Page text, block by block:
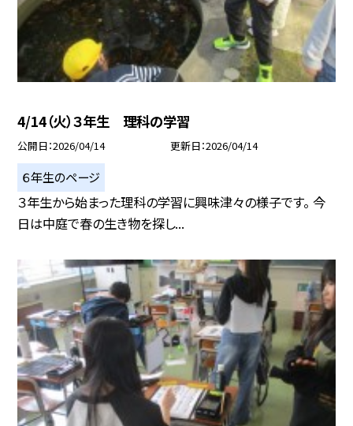
4/14（火）３年生 理科の学習
公開日 2026/04/14 更新日 2026/04/14
６年生のページ
３年生から始まった理科の学習に興味津々の様子です。 今
日は中庭で春の生き物を探し...